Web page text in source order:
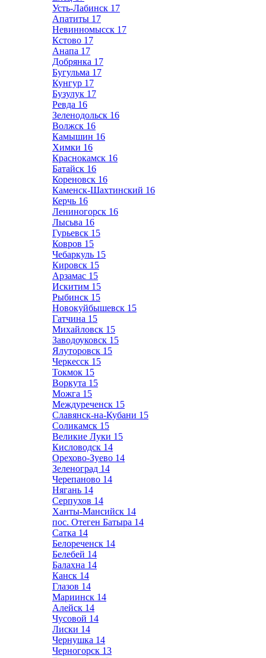
Усть-Лабинск 17
Апатиты 17
Невинномысск 17
Кстово 17
Анапа 17
Добрянка 17
Бугульма 17
Кунгур 17
Бузулук 17
Ревда 16
Зеленодольск 16
Волжск 16
Камышин 16
Химки 16
Краснокамск 16
Батайск 16
Кореновск 16
Каменск-Шахтинский 16
Керчь 16
Лениногорск 16
Лысьва 16
Гурьевск 15
Ковров 15
Чебаркуль 15
Кировск 15
Арзамас 15
Искитим 15
Рыбинск 15
Новокуйбышевск 15
Гатчина 15
Михайловск 15
Заводоуковск 15
Ялуторовск 15
Черкесск 15
Токмок 15
Воркута 15
Можга 15
Междуреченск 15
Славянск-на-Кубани 15
Соликамск 15
Великие Луки 15
Кисловодск 14
Орехово-Зуево 14
Зеленоград 14
Черепаново 14
Нягань 14
Серпухов 14
Ханты-Мансийск 14
пос. Отеген Батыра 14
Сатка 14
Белореченск 14
Белебей 14
Балахна 14
Канск 14
Глазов 14
Мариинск 14
Алейск 14
Чусовой 14
Лиски 14
Чернушка 14
Черногорск 13